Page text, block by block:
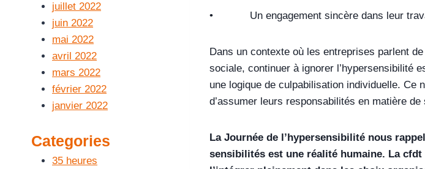
• Un engagement sincère dans leur
Dans un contexte où les entreprises parlent
sociale, continuer à ignorer l’hypersensibilité
une logique de culpabilisation individuelle. Ce
d’assumer leurs responsabilités en matière
La Journée de l’hypersensibilité nous
sensibilités est une réalité humaine. La
juillet 2022
juin 2022
mai 2022
avril 2022
mars 2022
février 2022
janvier 2022
Categories
35 heures